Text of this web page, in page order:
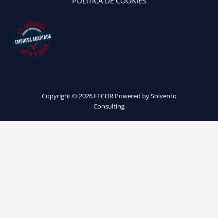
Copyright © 2026 FECOR Powered by Solvento
Consulting